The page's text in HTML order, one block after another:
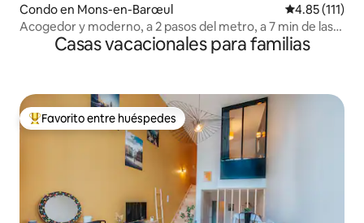
Condo en Mons-en-Barœul Calificación
4.85 (111)
Acogedor y moderno, a 2 pasos del metro, a 7 min de las
estaciones de tren de Lille
Casas vacacionales para familias
Favorito entre huéspedes preferido
Favorito entre huéspedes